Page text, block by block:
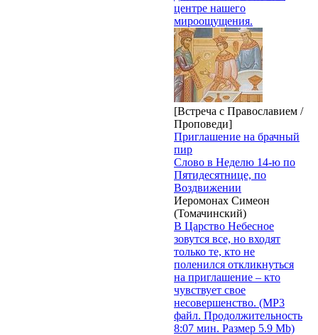
центре нашего
мироощущения.
[Встреча с Православием /
Проповеди]
Приглашение на брачный
пир
Слово в Неделю 14-ю по
Пятидесятнице, по
Воздвижении
Иеромонах Симеон
(Томачинский)
В Царство Небесное
зовутся все, но входят
только те, кто не
поленился откликнуться
на приглашение – кто
чувствует свое
несовершенство. (MP3
файл. Продолжительность
8:07 мин. Размер 5.9 Mb)